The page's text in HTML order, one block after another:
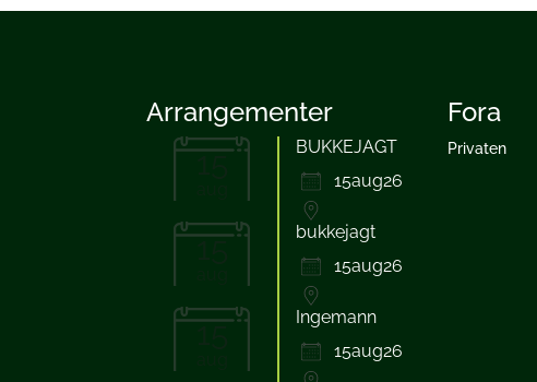
Arrangementer
15
BUKKEJAGT
15aug26
15
bukkejagt
15aug26
15
Ingemann
15aug26
Fora
Privaten